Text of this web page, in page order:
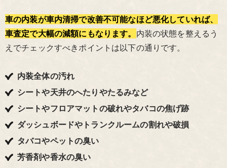
車の内装が車内清掃で改善不可能なほど悪化していれば、
車査定で大幅の減額にもなります。 内装の状態を整えるう
えでチェックすべきポイントは以下の通りです。
内装全体の汚れ
シートや天井のへたりやたるみなど
シートやフロアマットの破れやタバコの焦げ跡
ダッシュボードやトランクルームの割れや破損
タバコやペットの臭い
芳香剤や香水の臭い